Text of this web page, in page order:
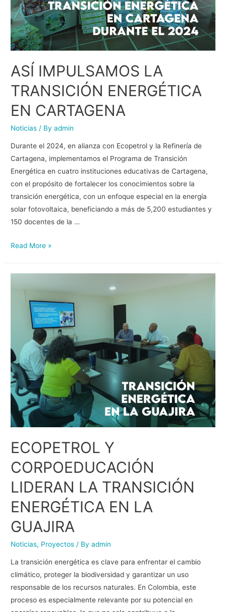
ASÍ IMPULSAMOS LA
TRANSICIÓN ENERGÉTICA
EN CARTAGENA
Noticias / Byadmin
Durante el 2024, en alianza con Ecopetrol y la Refinería de
Cartagena, implementamos el Programa de Transición
Energética en cuatro instituciones educativas de Cartagena,
con el propósito de fortalecer los conocimientos sobre la
transición energética, con un enfoque especial en la energía
solar fotovoltaica, beneficiando a más de 5,200 estudiantes y
150 docentes de la …
Read More »
ECOPETROL Y
CORPOEDUCACIÓN
LIDERAN LA TRANSICIÓN
ENERGÉTICA EN LA
GUAJIRA
Noticias, Proyectos / Byadmin
La transición energética es clave para enfrentar el cambio
climático, proteger la biodiversidad y garantizar un uso
responsable de los recursos naturales. En Colombia, este
proceso es especialmente relevante por su potencial en